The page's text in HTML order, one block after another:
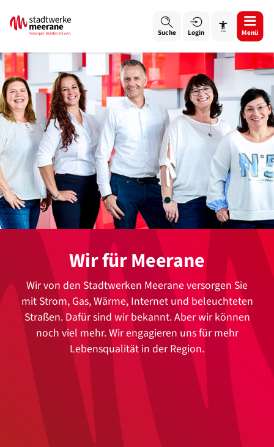
Suche Login Menü
Wir für Meerane
Wir von den Stadtwerken Meerane versorgen Sie
mit Strom, Gas, Wärme, Internet und beleuchteten
Straßen. Dafür sind wir bekannt. Aber wir können
noch viel mehr. Wir engagieren uns für mehr
Lebensqualität in der Region.
Schrift vergrößern
Schrift verkleinern
Wortabstand vergrößern
Wortabstand verkleinern
Zeilenabstand vergrößern
Zeilenabstand verkleinern
Graustufen
Großer Mauszeiger
Lesehilfe
Links unterstreichen
Animationen ausschalten